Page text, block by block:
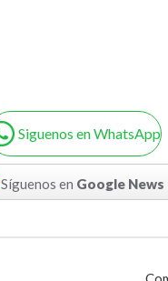
Siguenos en WhatsApp
Síguenos en Google News